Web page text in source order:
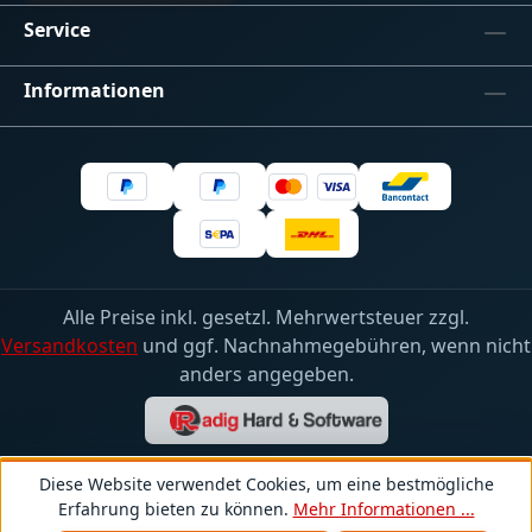
RGBWBedienungsanleitung
Service
Informationen
Alle Preise inkl. gesetzl. Mehrwertsteuer zzgl.
Versandkosten und ggf. Nachnahmegebühren, wenn nicht
anders angegeben.
Diese Website verwendet Cookies, um eine bestmögliche
Erfahrung bieten zu können. Mehr Informationen ...